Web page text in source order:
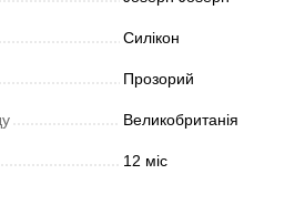
Силікон
Прозорий
Великобританія
12 міс